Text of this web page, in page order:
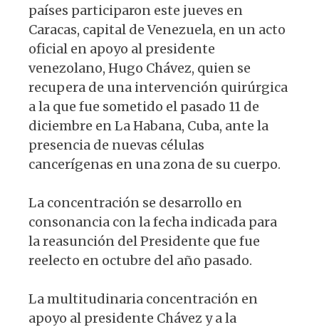
países participaron este jueves en
Caracas, capital de Venezuela, en un acto
oficial en apoyo al presidente
venezolano, Hugo Chávez, quien se
recupera de una intervención quirúrgica
a la que fue sometido el pasado 11 de
diciembre en La Habana, Cuba, ante la
presencia de nuevas células
cancerígenas en una zona de su cuerpo.
La concentración se desarrollo en
consonancia con la fecha indicada para
la reasunción del Presidente que fue
reelecto en octubre del año pasado.
La multitudinaria concentración en
apoyo al presidente Chávez y a la